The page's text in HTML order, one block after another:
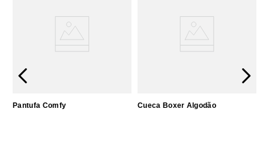
Pantufa Comfy Cueca Boxer Algodão